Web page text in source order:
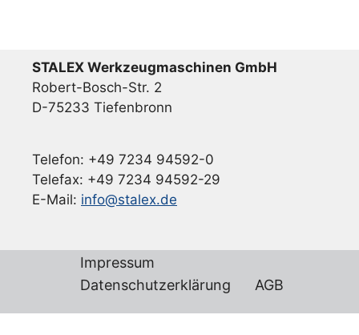
STALEX Werkzeugmaschinen GmbH
Robert-Bosch-Str. 2
D-75233 Tiefenbronn
Telefon: +49 7234 94592-0
Telefax: +49 7234 94592-29
E-Mail: info@stalex.de
Impressum
Datenschutzerklärung
AGB